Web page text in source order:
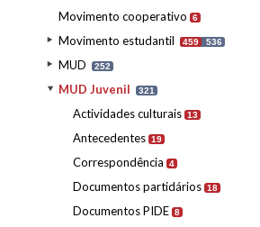
Movimento cooperativo 6
Movimento estudantil 459 536
MUD 252
MUD Juvenil 321
Actividades culturais 13
Antecedentes 19
Correspondência 4
Documentos partidários 18
Documentos PIDE 8